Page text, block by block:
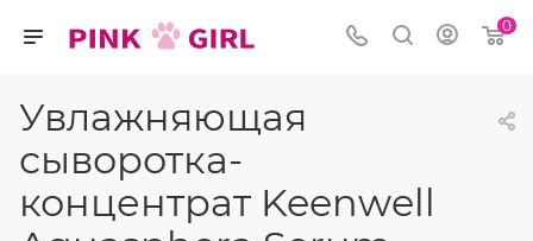
0
Увлажняющая
сыворотка-
концентрат Keenwell